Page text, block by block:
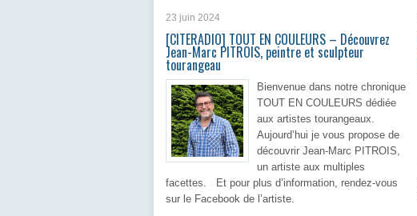
23 juin 2024
[CITERADIO] TOUT EN COULEURS – Découvrez
Jean-Marc PITROIS, peintre et sculpteur
tourangeau
Bienvenue dans notre chronique
TOUT EN COULEURS dédiée
aux artistes tourangeaux.
Aujourd’hui je vous propose de
découvrir Jean-Marc PITROIS,
un artiste aux multiples
facettes. Et pour plus d’information, rendez-vous
sur le Facebook de l’artiste.